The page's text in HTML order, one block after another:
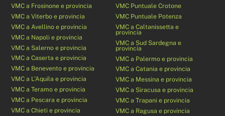
VMC a Frosinone e provincia
VMC a Viterbo e provincia
VMC a Avellino e provincia
VMC a Napoli e provincia
VMC a Salerno e provincia
VMC a Caserta e provincia
VMC a Benevento e provincia
VMC a L’Aquila e provincia
VMC a Teramo e provincia
VMC a Pescara e provincia
VMC a Chieti e provincia
VMC Puntuale Crotone
VMC Puntuale Potenza
VMC a Caltanissetta e
provincia
VMC a Sud Sardegna e
provincia
VMC a Palermo e provincia
VMC a Catania e provincia
VMC a Messina e provincia
VMC a Siracusa e provincia
VMC a Trapani e provincia
VMC a Ragusa e provincia